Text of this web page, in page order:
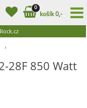
›
28F 850 Watt
0
košík 0,-